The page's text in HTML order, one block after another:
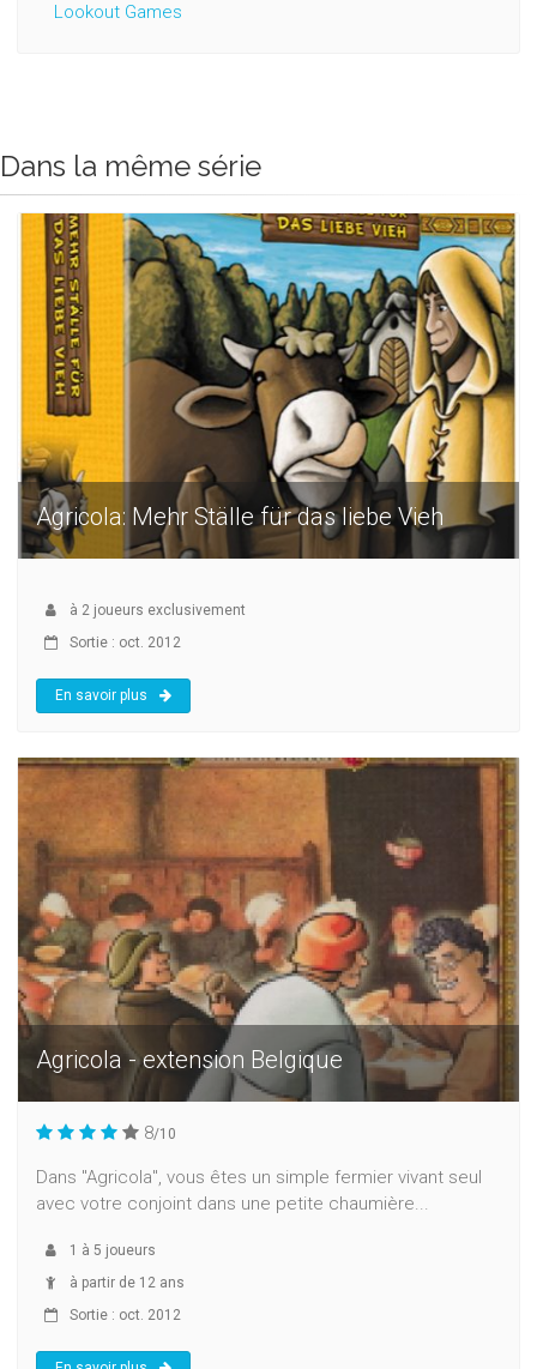
Lookout Games
Dans la même série
Agricola: Mehr Ställe für das liebe Vieh
à 2 joueurs exclusivement
Sortie : oct. 2012
En savoir plus
Agricola - extension Belgique
8/10
Dans "Agricola", vous êtes un simple fermier vivant seul
avec votre conjoint dans une petite chaumière...
1 à 5 joueurs
à partir de 12 ans
Sortie : oct. 2012